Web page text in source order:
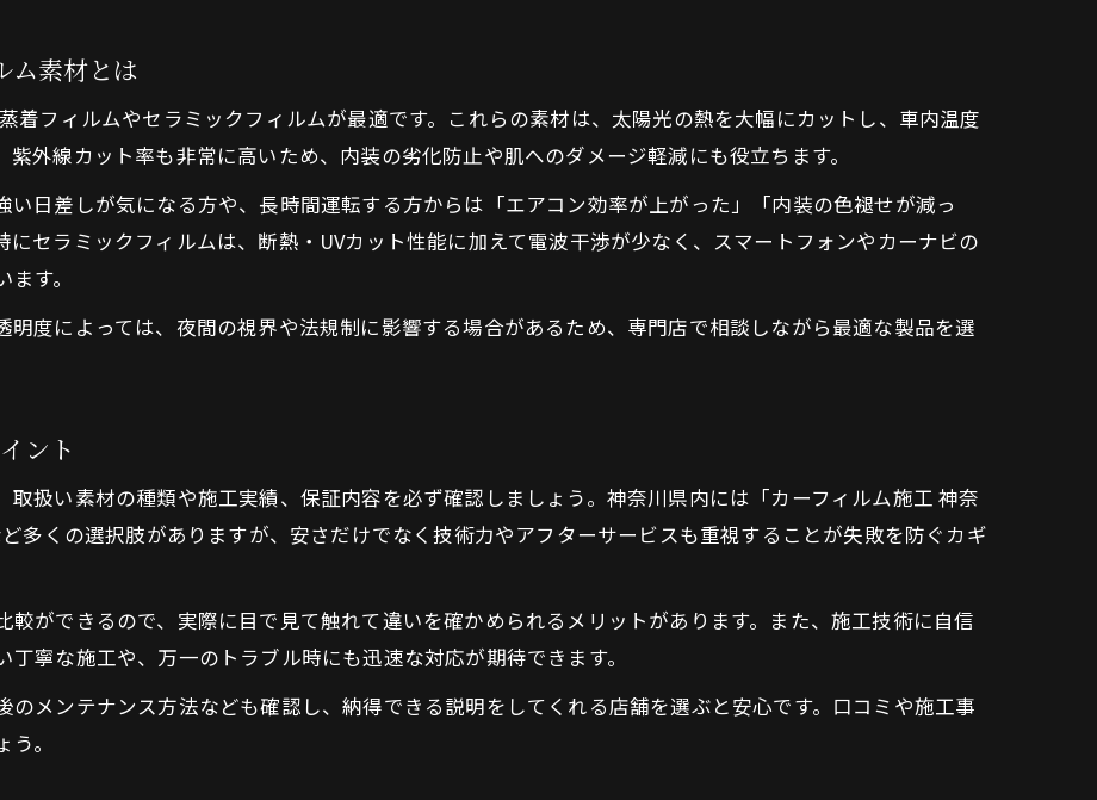
カーフィルム施工店選びのポイント解説
カーフィルム施工で後悔しない素材選定術
神奈川県で信頼できるカーフィルム選択術
カーフィルム選びで重視したい信頼性の基準
神奈川県で選びたいカーフィルム専門店の特徴
安心できるカーフィルム選択のポイント
ム素材とは
着フィルムやセラミックフィルムが最適です。これらの素材は、太陽光の熱を大幅にカットし、車内温度
外線カット率も非常に高いため、内装の劣化防止や肌へのダメージ軽減にも役立ちます。
日差しが気になる方や、長時間運転する方からは「エアコン効率が上がった」「内装の色褪せが減っ
セラミックフィルムは、断熱・UVカット性能に加えて電波干渉が少なく、スマートフォンやカーナビの
す。
度によっては、夜間の視界や法規制に影響する場合があるため、専門店で相談しながら最適な製品を選
ント
扱い素材の種類や施工実績、保証内容を必ず確認しましょう。神奈川県内には「カーフィルム施工 神奈
多くの選択肢がありますが、安さだけでなく技術力やアフターサービスも重視することが失敗を防ぐカギ
ができるので、実際に目で見て触れて違いを確かめられるメリットがあります。また、施工技術に自信
寧な施工や、万一のトラブル時にも迅速な対応が期待できます。
メンテナンス方法なども確認し、納得できる説明をしてくれる店舗を選ぶと安心です。口コミや施工事
。
お問い合わせはこちら
お問い合わせはこちら